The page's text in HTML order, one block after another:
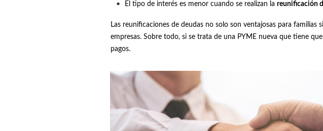
El tipo de interés es menor cuando se realizan la reunificación
Las reunificaciones de deudas no solo son ventajosas para familias
empresas. Sobre todo, si se trata de una PYME nueva que tiene
pagos.